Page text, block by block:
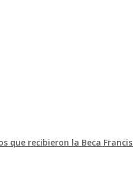
que recibieron la Beca